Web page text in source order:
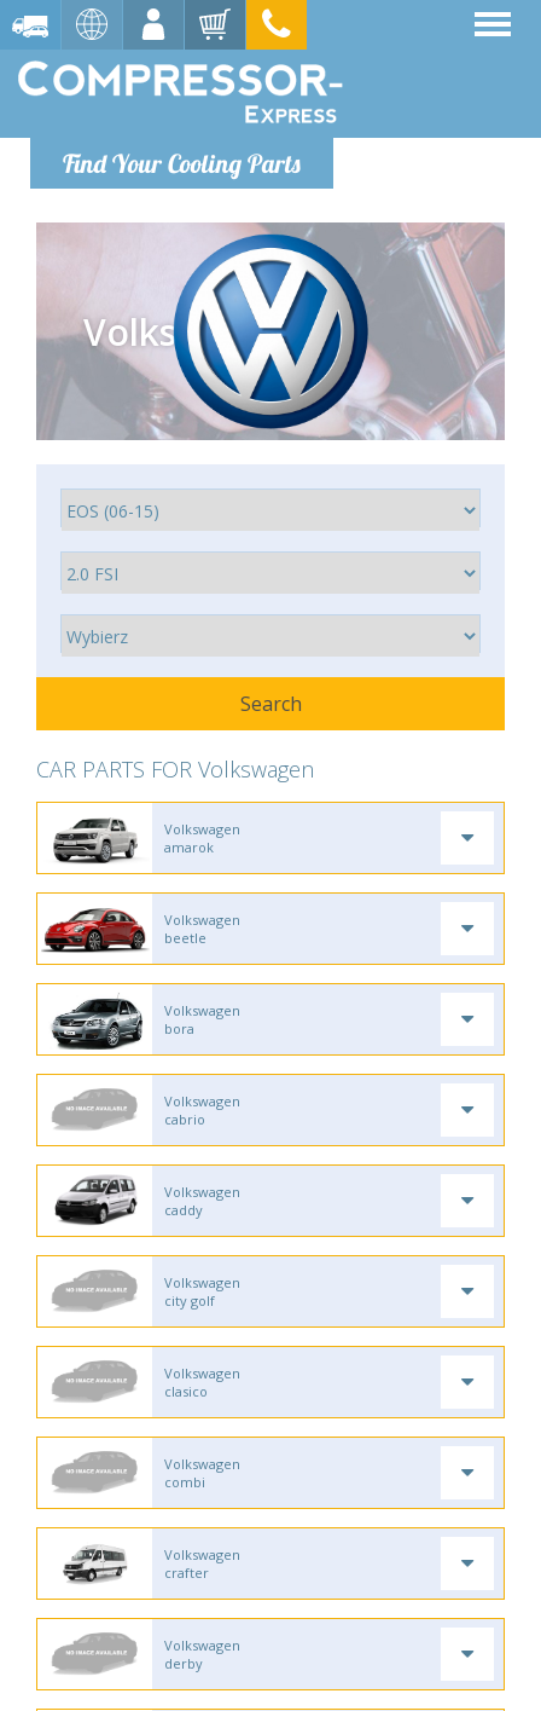
Find Your Cooling Parts
Volkswagen
CAR PARTS FOR Volkswagen
Volkswagen
amarok
Volkswagen
beetle
Volkswagen
bora
Volkswagen
cabrio
Volkswagen
caddy
Volkswagen
city golf
Volkswagen
clasico
Volkswagen
combi
Volkswagen
crafter
Volkswagen
derby